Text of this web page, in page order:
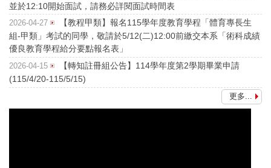
並於12:10開始面試，請務必詳閱面試時間表
2026-04-27
【教程甲類】報名115學年度教育學程「體育專長生
組-甲類」考試的同學，敬請於5/12(二)12:00前繳交本系「術科成績
優良教育學程給分要點報名表」
2026-04-15
【轉知註冊組公告】114學年度第2學期畢業申請
(115/4/20-115/5/15)
更多...